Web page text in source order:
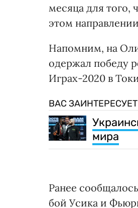
месяца для того,
этом
Напомним, на
одержал победу
Играх-2020 в
ВАС ЗАИНТЕРЕСУЕТ
мира
Ранее
бой Усика и